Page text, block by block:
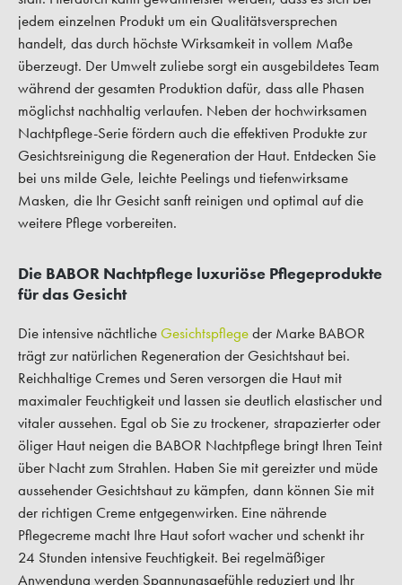
jedem einzelnen Produkt um ein Qualitätsversprechen
handelt, das durch höchste Wirksamkeit in vollem Maße
überzeugt. Der Umwelt zuliebe sorgt ein ausgebildetes Team
während der gesamten Produktion dafür, dass alle Phasen
möglichst nachhaltig verlaufen. Neben der hochwirksamen
Nachtpflege-Serie fördern auch die effektiven Produkte zur
Gesichtsreinigung die Regeneration der Haut. Entdecken Sie
bei uns milde Gele, leichte Peelings und tiefenwirksame
Masken, die Ihr Gesicht sanft reinigen und optimal auf die
weitere Pflege vorbereiten.
Die BABOR Nachtpflege luxuriöse Pflegeprodukte
für das Gesicht
Die intensive nächtlicheGesichtspflegeder Marke BABOR
trägt zur natürlichen Regeneration der Gesichtshaut bei.
Reichhaltige Cremes und Seren versorgen die Haut mit
maximaler Feuchtigkeit und lassen sie deutlich elastischer und
vitaler aussehen. Egal ob Sie zu trockener, strapazierter oder
öliger Haut neigen die BABOR Nachtpflege bringt Ihren Teint
über Nacht zum Strahlen. Haben Sie mit gereizter und müde
aussehender Gesichtshaut zu kämpfen, dann können Sie mit
der richtigen Creme entgegenwirken. Eine nährende
Pflegecreme macht Ihre Haut sofort wacher und schenkt ihr
24 Stunden intensive Feuchtigkeit. Bei regelmäßiger
Anwendung werden Spannungsgefühle reduziert und Ihr